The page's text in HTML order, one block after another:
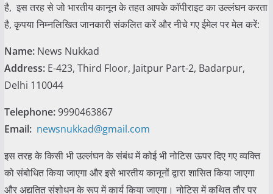
है, इस तरह से जो भारतीय कानून के तहत आपके कॉपीराइट का उल्लंघन करता
है, कृपया निम्नलिखित जानकारी संकलित करें और नीचे गए ईमेल पर मेल करें:
Name:News Nukkad
Address:E-423, Third Floor, Jaitpur Part-2, Badarpur,
Delhi 110044
Telephone:9990463867
Email: newsnukkad@gmail.com
इस तरह के किसी भी उल्लंघन के संबंध में कोई भी नोटिस ऊपर दिए गए व्यक्ति
को संबोधित किया जाएगा और इसे भारतीय कानूनों द्वारा शासित किया जाएगा
और अद्यतित संशोधन के रूप में कार्य किया जाएगा। नोटिस में कथित तौर पर